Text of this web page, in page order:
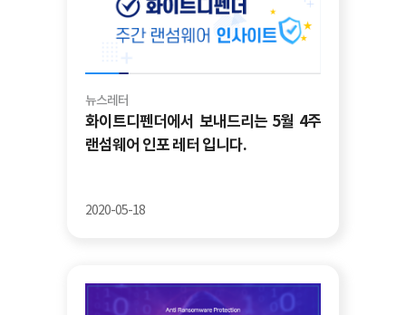
뉴스레터
화이트디펜더에서 보내드리는 5월 4주
랜섬웨어 인포 레터 입니다.
2020-05-18